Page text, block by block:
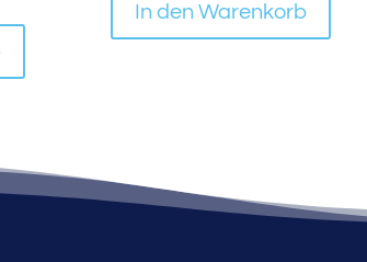
In den Warenkorb